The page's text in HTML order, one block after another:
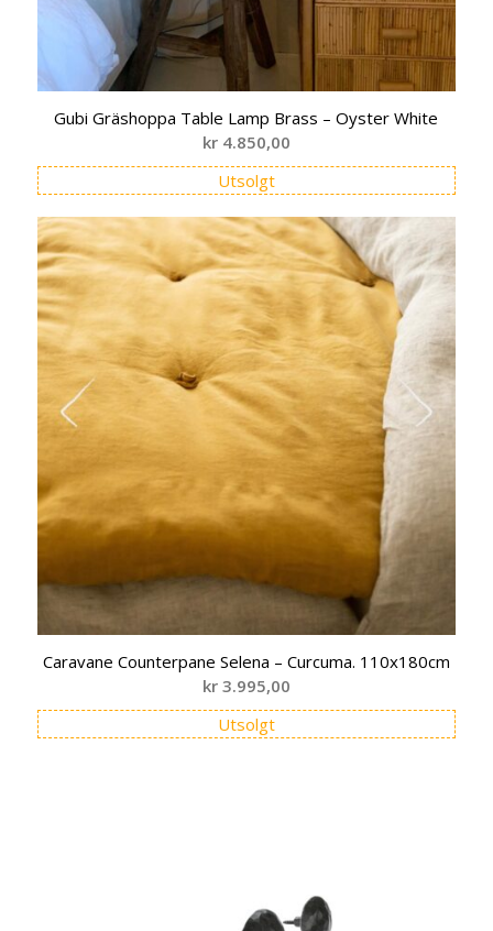
Gubi Gräshoppa Table Lamp Brass – Oyster White
kr4.850,00
Utsolgt
Caravane Counterpane Selena – Curcuma. 110x180cm
kr3.995,00
Utsolgt